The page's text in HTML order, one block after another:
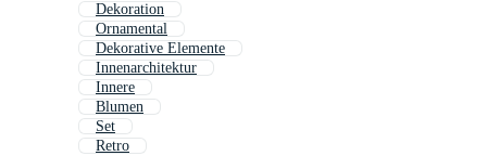
Dekoration
Ornamental
Dekorative Elemente
Innenarchitektur
Innere
Blumen
Set
Retro